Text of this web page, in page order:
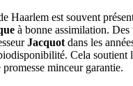
Haarlem est souvent
à bonne assimilation.
Jacquot dans les
Cela soutient
promesse minceur garantie.